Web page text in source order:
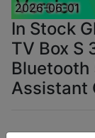
2026-06-01
In Stock
TV Box S
Bluetooth
Assistant